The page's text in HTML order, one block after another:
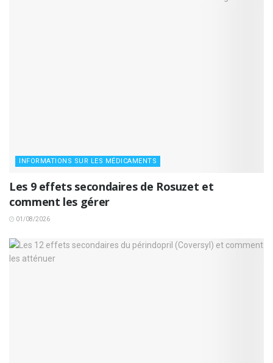
INFORMATIONS SUR LES MÉDICAMENTS
Les 9 effets secondaires de Rosuzet et
comment les gérer
01/08/2026